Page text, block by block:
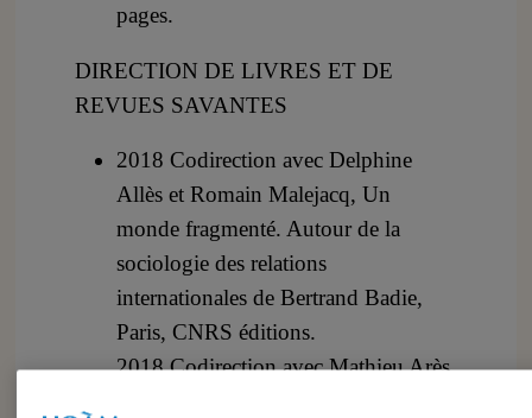
pages.
DIRECTION DE LIVRES ET DE
REVUES SAVANTES
2018 Codirection avec Delphine
Allès et Romain Malejacq, Un
monde fragmenté. Autour de la
sociologie des relations
internationales de Bertrand Badie,
Paris, CNRS éditions.
2018 Codirection avec Mathieu Arès